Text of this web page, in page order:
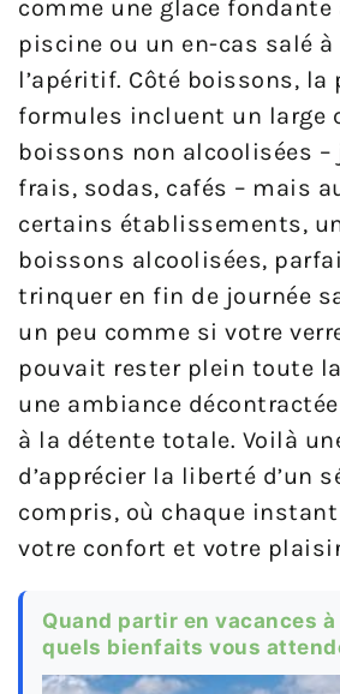
comme une glace fondante
piscine ou un en-cas salé à
l’apéritif. Côté boissons, la
formules incluent un large
boissons non alcoolisées
frais, sodas, cafés – mais
certains établissements,
boissons alcoolisées,
trinquer en fin de journée
un peu comme si votre
pouvait rester plein toute
une ambiance
à la détente totale. Voilà
d’apprécier la liberté d’un
compris, où chaque
votre confort et votre
Quand partir en vacances
quels bienfaits vous